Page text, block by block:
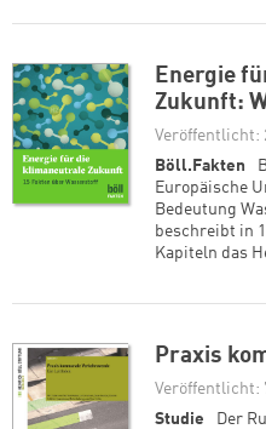
Energie
Zukunft:
Veröffentlicht:
Böll.Fakten
Europäische
Bedeutung
beschreibt in
Kapiteln das
Praxis
Veröffentlicht:
Studie
Der